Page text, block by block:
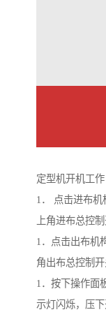
定型机开机工作
1． 点击进布
上角进布总控
1．点击出布机
角出布总控制开
1．按下操作面
示灯闪烁，压